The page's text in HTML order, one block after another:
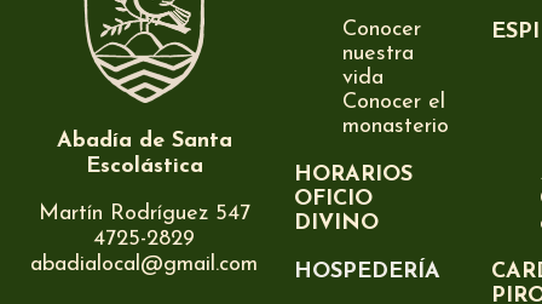
Abadía de Santa
Escolástica
Martín Rodríguez 547
4725-2829
abadialocal@gmail.com
Conocer
nuestra
vida
Conocer el
monasterio
HORARIOS
OFICIO
DIVINO
HOSPEDERÍA